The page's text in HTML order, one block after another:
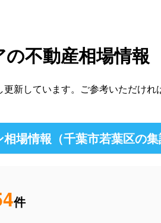
新しています。ご参考いただけれ
場情報（千葉市若葉区の
件